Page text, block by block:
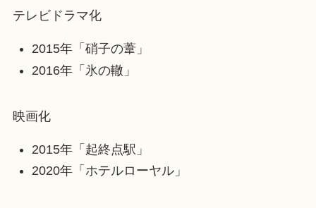
テレビドラマ化
2015年「硝子の葦」
2016年「氷の轍」
映画化
2015年「起終点駅」
2020年「ホテルローヤル」